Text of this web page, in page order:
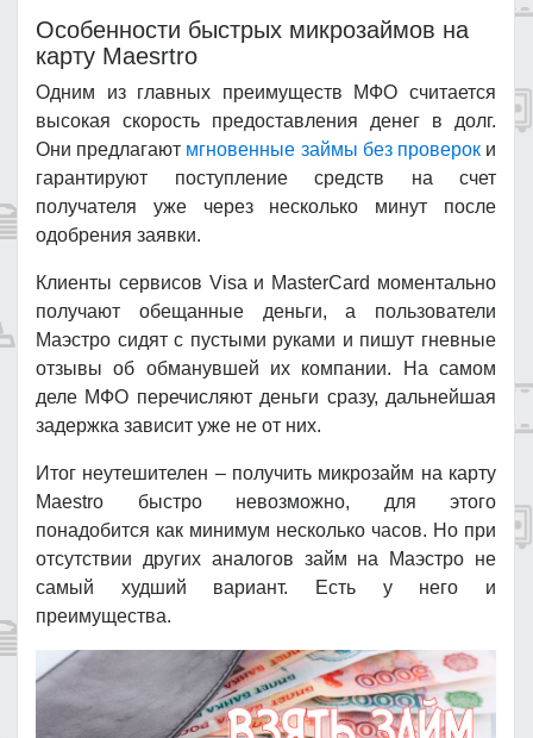
Особенности быстрых микрозаймов на
карту Maesrtro
Одним из главных преимуществ МФО считается
высокая скорость предоставления денег в долг.
Они предлагают мгновенные займы без провероки
гарантируют поступление средств на счет
получателя уже через несколько минут после
одобрения заявки.
Клиенты сервисов Visa и MasterCard моментально
получают обещанные деньги, а пользователи
Маэстро сидят с пустыми руками и пишут гневные
отзывы об обманувшей их компании. На самом
деле МФО перечисляют деньги сразу, дальнейшая
задержка зависит уже не от них.
Итог неутешителен – получить микрозайм на карту
Maestro быстро невозможно, для этого
понадобится как минимум несколько часов. Но при
отсутствии других аналогов займ на Маэстро не
самый худший вариант. Есть у него и
преимущества.